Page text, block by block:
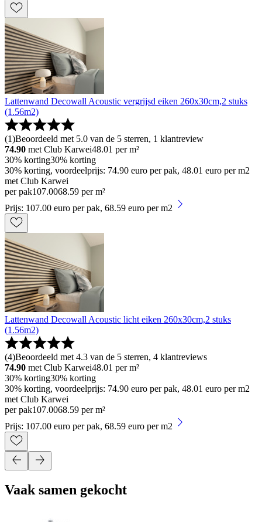
Lattenwand Decowall Acoustic vergrijsd eiken 260x30cm,2 stuks
(1.56m2)
(1)Beoordeeld met 5.0 van de 5 sterren, 1 klantreview
74.90 met Club Karwei48.01 per m²
30% korting30% korting
30% korting, voordeelprijs: 74.90 euro per pak, 48.01 euro per m2
met Club Karwei
per pak107.0068.59 per m²
Prijs: 107.00 euro per pak, 68.59 euro per m2
Lattenwand Decowall Acoustic licht eiken 260x30cm,2 stuks
(1.56m2)
(4)Beoordeeld met 4.3 van de 5 sterren, 4 klantreviews
74.90 met Club Karwei48.01 per m²
30% korting30% korting
30% korting, voordeelprijs: 74.90 euro per pak, 48.01 euro per m2
met Club Karwei
per pak107.0068.59 per m²
Prijs: 107.00 euro per pak, 68.59 euro per m2
Vaak samen gekocht